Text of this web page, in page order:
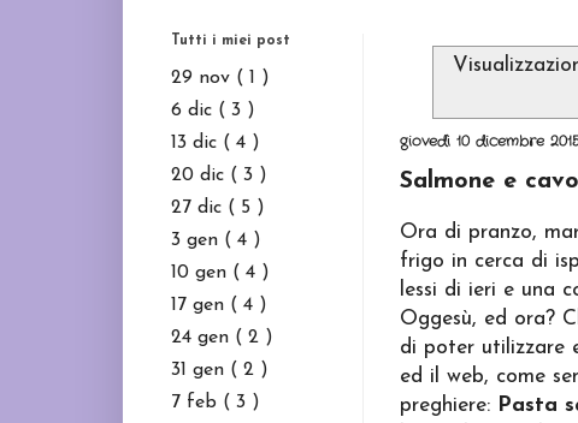
giovedì 10 dicembre
Salmone e
Ora di pranzo,
frigo in cerca di
lessi di ieri e una
Oggesù, ed ora?
di poter utilizzare
ed il web, come
preghiere: Pasta
Tutti i miei post
29 nov ( 1 )
6 dic ( 3 )
13 dic ( 4 )
20 dic ( 3 )
27 dic ( 5 )
3 gen ( 4 )
10 gen ( 4 )
17 gen ( 4 )
24 gen ( 2 )
31 gen ( 2 )
7 feb ( 3 )